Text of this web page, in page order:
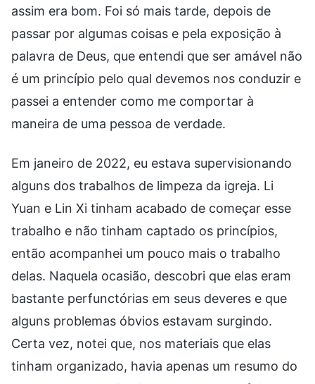
assim era bom. Foi só mais tarde, depois de
passar por algumas coisas e pela exposição à
palavra de Deus, que entendi que ser amável não
é um princípio pelo qual devemos nos conduzir e
passei a entender como me comportar à
maneira de uma pessoa de verdade.
Em janeiro de 2022, eu estava supervisionando
alguns dos trabalhos de limpeza da igreja. Li
Yuan e Lin Xi tinham acabado de começar esse
trabalho e não tinham captado os princípios,
então acompanhei um pouco mais o trabalho
delas. Naquela ocasião, descobri que elas eram
bastante perfunctórias em seus deveres e que
alguns problemas óbvios estavam surgindo.
Certa vez, notei que, nos materiais que elas
tinham organizado, havia apenas um resumo do